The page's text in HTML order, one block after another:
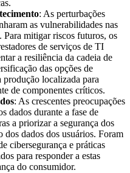
: As perturbações
as vulnerabilidades nas
Para mitigar riscos futuros, os
de serviços de TI
a resiliência da cadeia de
das opções de
localizada para
de componentes críticos.
: As crescentes preocupações
dados durante a fase de
a priorizar a segurança dos
dos dados dos usuários. Foram
cibersegurança e práticas
para responder a estas
do consumidor.